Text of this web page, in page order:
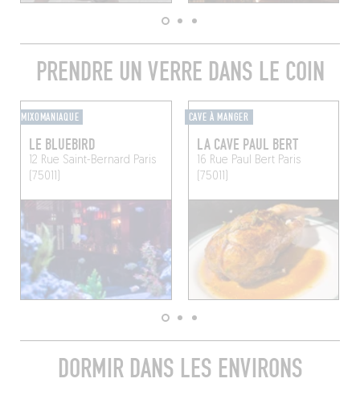
PRENDRE UN VERRE DANS LE COIN
MIXOMANIAQUE
LE BLUEBIRD
12 Rue Saint-Bernard Paris
(75011)
CAVE À MANGER
LA CAVE PAUL BERT
16 Rue Paul BertParis
(75011)
DORMIR DANS LES ENVIRONS